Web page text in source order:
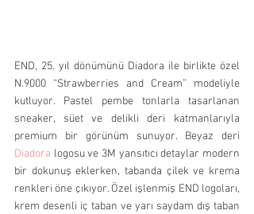
END, 25. yıl dönümünü Diadora ile birlikte özel
N.9000 “Strawberries and Cream” modeliyle
kutluyor. Pastel pembe tonlarla tasarlanan
sneaker, süet ve delikli deri katmanlarıyla
Diadora logosu ve 3M yansıtıcı detaylar modern
bir dokunuş eklerken, tabanda çilek ve krema
renkleri öne çıkıyor. Özel işlenmiş END logoları,
krem desenli iç taban ve yarı saydam dış taban